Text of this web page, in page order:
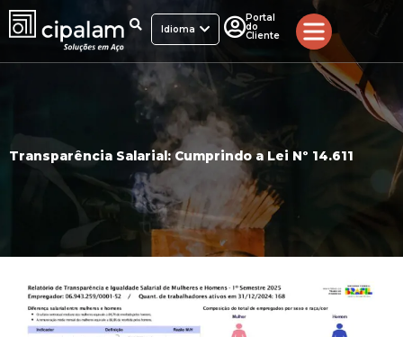
para
Idioma
Portal
do
Cliente
Transparência Salarial: Cumprindo a Lei Nº 14.611